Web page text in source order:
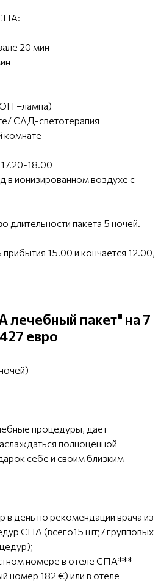
20 мин
–лампа)
САД-светотерапия
комнате
18.00
в ионизированном воздухе с
длительности пакета 5 ночей.
прибытия 15.00 и кончается 12.00,
пакет" на 7
евро
процедуры, дает
полноценной
себе и своим близким
в день по рекомендации врача из
СПА (всего15 шт;7 групповых
номере в отеле СПА***
номер 182 €) или в отеле